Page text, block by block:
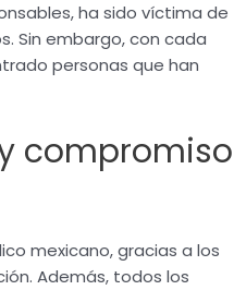
ha sido víctima de
Sin embargo, con cada
personas que han
compromiso
mexicano, gracias a los
Además, todos los